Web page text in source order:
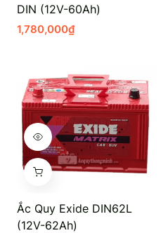
DIN (12V-60Ah)
1,780,000₫
Ắc Quy Exide DIN62L
(12V-62Ah)